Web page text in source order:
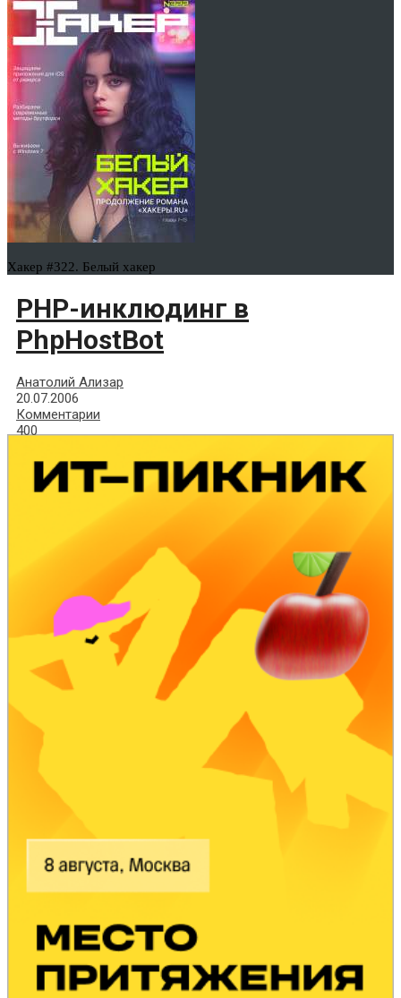
Хакер #322. Белый хакер
PHP-инклюдинг в
PhpHostBot
Анатолий Ализар
20.07.2006
Комментарии
400